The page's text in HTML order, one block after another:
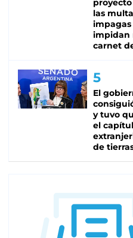
las
impagas
impidan
carnet
El
y tuvo
el
de